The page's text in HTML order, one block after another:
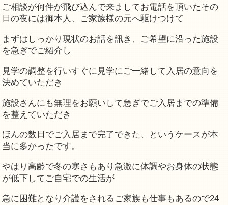
ご相談が何件が飛び込んで来ましてお電話を頂いたその
日の夜には御本人、ご家族様の元へ駆けつけて
まずはしっかり現状のお話を訊き、ご希望に沿った施設
を急ぎでご紹介し
見学の調整を行いすぐに見学にご一緒して入居の意向を
決めていただき
施設さんにも無理をお願いして急ぎでご入居までの準備
を整えていただき
ほんの数日でご入居まで完了できた、というケースが本
当に多かったです。
やはり高齢で冬の寒さもあり急激に体調やお身体の状態
が低下してご自宅での生活が
急に困難となり介護をされるご家族も仕事もあるので24